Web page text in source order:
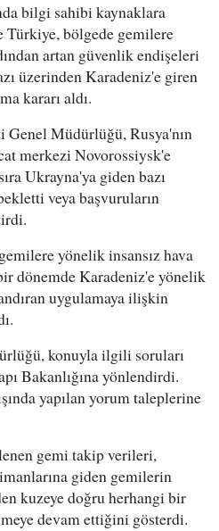
bilgi sahibi kaynaklara
Türkiye, bölgede gemilere
artan güvenlik endişeleri
üzerinden Karadeniz'e giren
kararı aldı.
Genel Müdürlüğü, Rusya'nın
merkezi Novorossiysk'e
Ukrayna'ya giden bazı
veya başvuruların
yönelik insansız hava
bir dönemde Karadeniz'e yönelik
uygulamaya ilişkin
konuyla ilgili soruları
Bakanlığına yönlendirdi.
yapılan yorum taleplerine
gemi takip verileri,
giden gemilerin
kuzeye doğru herhangi bir
devam ettiğini gösterdi.